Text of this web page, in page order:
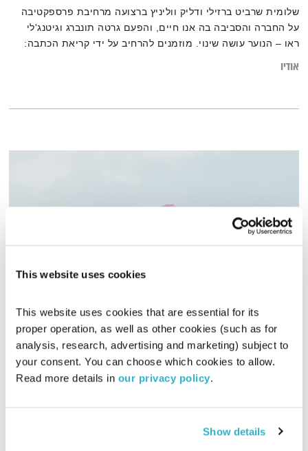
This website uses cookies
This website uses cookies that are essential for its
proper operation, as well as other cookies (such as for
analysis, research, advertising and marketing) subject to
your consent. You can choose which cookies to allow.
Read more details in our privacy policy.
Show details
שלומית שרביט ברזילי ודליק ווליניץ ברצועה מרחיבת פרספקטיבה
על החברה והסביבה בה אנו חיים, והפעם גרטה תונברג וגיטנג'לי
ראו – הנוער עושה שינוי. מוזמנים להרחיב על ידי קריאת הכתבה:
אודיו
בני בא – 7.1.21
בני בא
בני בשן
07.01.21
01:58:54
והפעם יוהאן וולפגאנג פון גיתה יגיש פרח לרבינדרנאת טאגור.